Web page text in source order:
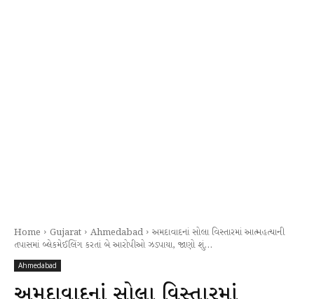
Home Gujarat Ahmedabad
અમદાવાદનાં સોલા વિસ્તારમાં આત્મહત્યાની
તપાસમાં બ્લેકમેઈલિંગ કરતાં બે આરોપીઓ ઝડપાયા, જાણો શું...
Ahmedabad